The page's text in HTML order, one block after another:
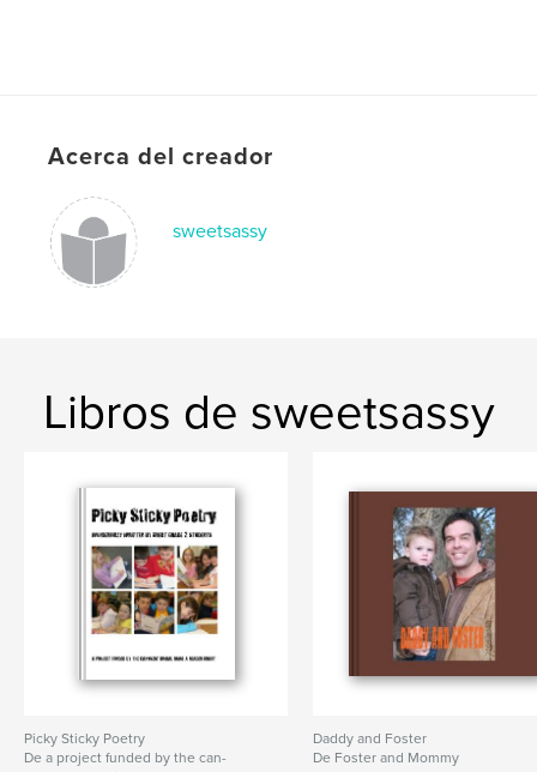
Acerca del creador
sweetsassy
Libros de sweetsassy
Picky Sticky Poetry
De a project funded by the can-
Daddy and Foster
De Foster and Mommy